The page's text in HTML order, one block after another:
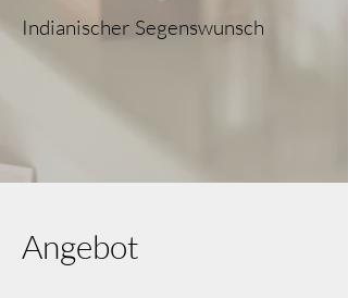
Indianischer Segenswunsch
Angebot